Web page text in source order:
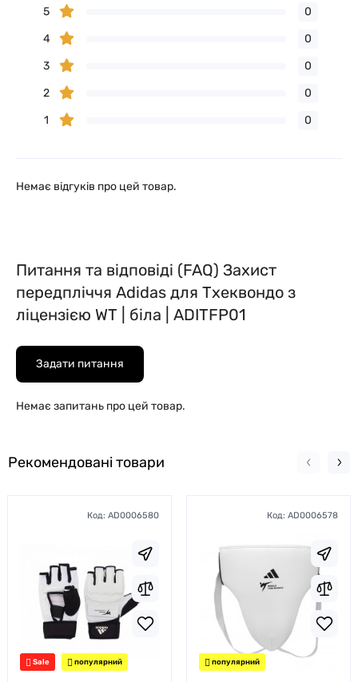
5
0
4
0
3
0
2
0
1
0
Немає відгуків про цей товар.
Питання та відповіді (FAQ) Захист
передпліччя Adidas для Тхеквондо з
ліцензією WT | біла | ADITFP01
Задати питання
Немає запитань про цей товар.
Рекомендовані товари
Код: AD0006580
Sale популярний
Код: AD0006578
популярний